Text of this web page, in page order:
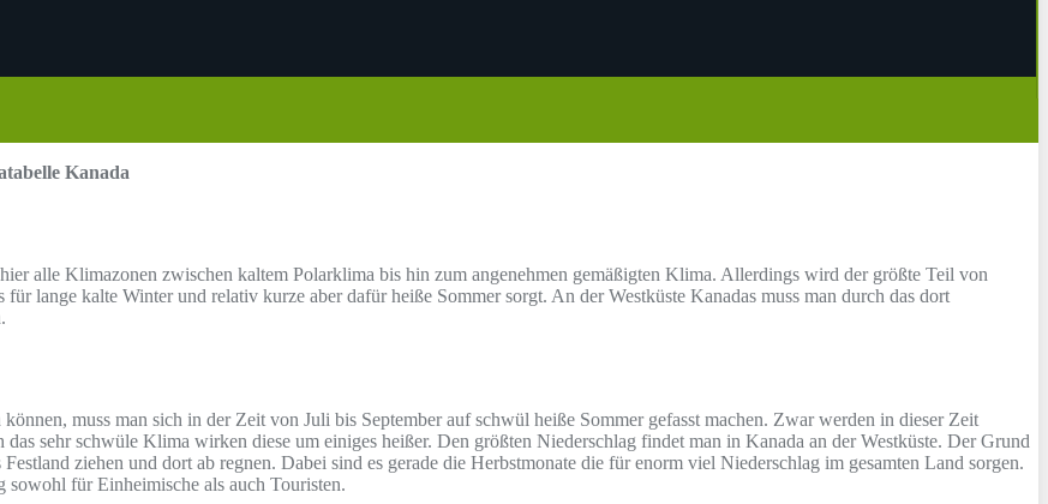
Kanada
alle Klimazonen zwischen kaltem Polarklima bis hin zum angenehmen gemäßigten Klima. Allerdings wird der größte Teil von
lange kalte Winter und relativ kurze aber dafür heiße Sommer sorgt. An der Westküste Kanadas muss man durch das dort
muss man sich in der Zeit von Juli bis September auf schwül heiße Sommer gefasst machen. Zwar werden in dieser Zeit
sehr schwüle Klima wirken diese um einiges heißer. Den größten Niederschlag findet man in Kanada an der Westküste. Der Grund
ziehen und dort ab regnen. Dabei sind es gerade die Herbstmonate die für enorm viel Niederschlag im gesamten Land sorgen.
sowohl für Einheimische als auch Touristen.